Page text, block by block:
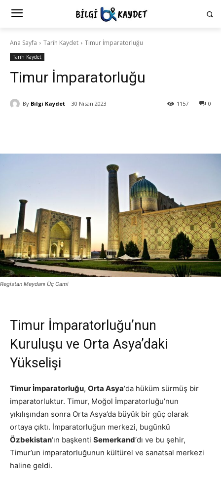
Ana Sayfa Tarih Kaydet Timur İmparatorluğu
Tarih Kaydet
Timur İmparatorluğu
By Bilgi Kaydet 30 Nisan 2023 0
1157
Registan Meydanı Üç Cami
Timur İmparatorluğu’nun
Kuruluşu ve Orta Asya’daki
Yükselişi
Timur İmparatorluğu, Orta Asya‘da hüküm sürmüş bir
imparatorluktur. Timur, Moğol İmparatorluğu’nun
yıkılışından sonra Orta Asya’da büyük bir güç olarak
ortaya çıktı. İmparatorluğun merkezi, bugünkü
Özbekistan‘ın başkenti Semerkand‘dı ve bu şehir,
Timur’un imparatorluğunun kültürel ve sanatsal merkezi
haline geldi.